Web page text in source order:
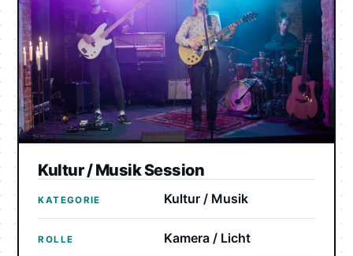
Kultur / Musik Session
KATEGORIE Kultur / Musik
ROLLE Kamera / Licht